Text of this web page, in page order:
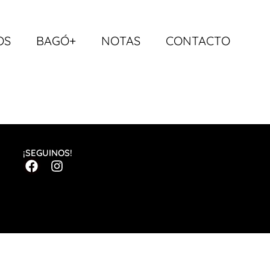
BAGÓ+ NOTAS CONTACTO
¡SEGUINOS!